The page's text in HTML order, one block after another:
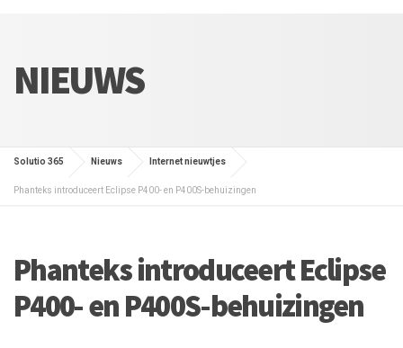
NIEUWS
Solutio 365 Nieuws Internet nieuwtjes
Phanteks introduceert Eclipse P400- en P400S-behuizingen
Phanteks introduceert Eclipse
P400- en P400S-behuizingen